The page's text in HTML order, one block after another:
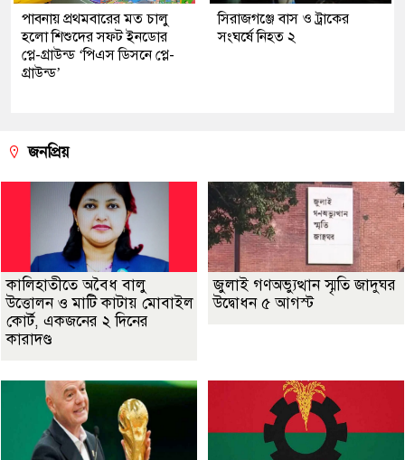
পাবনায় প্রথমবারের মত চালু
হলো শিশুদের সফট ইনডোর
প্লে-গ্রাউন্ড ‘পিএস ডিসনে প্লে-
গ্রাউন্ড’
সিরাজগঞ্জে বাস ও ট্রাকের
সংঘর্ষে নিহত ২
জনপ্রিয়
কালিহাতীতে অবৈধ বালু
উত্তোলন ও মাটি কাটায় মোবাইল
কোর্ট, একজনের ২ দিনের
কারাদণ্ড
জুলাই গণঅভ্যুত্থান স্মৃতি জাদুঘর
উদ্বোধন ৫ আগস্ট